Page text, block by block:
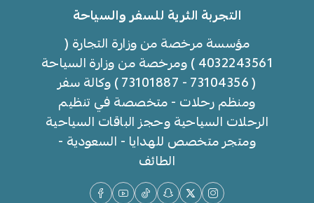
التجربة الثرية للسفر والسياحة
مؤسسة مرخصة من وزارة التجارة (
4032243561 ) ومرخصة من وزارة السياحة
( 73104356 - 73101887 ) وكالة سفر
ومنظم رحلات - متخصصة في تنظيم
الرحلات السياحية وحجز الباقات السياحية
ومتجر متخصص للهدايا - السعودية -
الطائف